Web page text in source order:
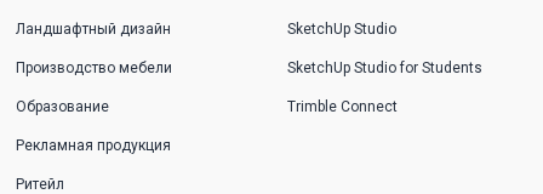
Ландшафтный дизайн
Производство мебели
Образование
Рекламная продукция
Ритейл
SketchUp Studio
SketchUp Studio for Students
Trimble Connect